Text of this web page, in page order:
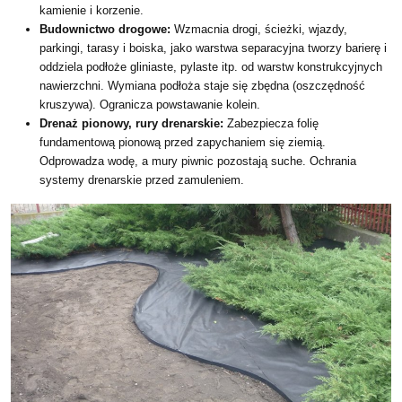
kamienie i korzenie.
Budownictwo drogowe: Wzmacnia drogi, ścieżki, wjazdy,
parkingi, tarasy i boiska, jako warstwa separacyjna tworzy barierę i
oddziela podłoże gliniaste, pylaste itp. od warstw konstrukcyjnych
nawierzchni. Wymiana podłoża staje się zbędna (oszczędność
kruszywa). Ogranicza powstawanie kolein.
Drenaż pionowy, rury drenarskie: Zabezpiecza folię
fundamentową pionową przed zapychaniem się ziemią.
Odprowadza wodę, a mury piwnic pozostają suche. Ochrania
systemy drenarskie przed zamuleniem.